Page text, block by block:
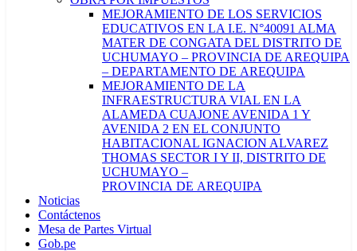
MEJORAMIENTO DE LOS SERVICIOS
EDUCATIVOS EN LA I.E. N°40091 ALMA
MATER DE CONGATA DEL DISTRITO DE
UCHUMAYO – PROVINCIA DE AREQUIPA
– DEPARTAMENTO DE AREQUIPA
MEJORAMIENTO DE LA
INFRAESTRUCTURA VIAL EN LA
ALAMEDA CUAJONE AVENIDA 1 Y
AVENIDA 2 EN EL CONJUNTO
HABITACIONAL IGNACION ALVAREZ
THOMAS SECTOR I Y II, DISTRITO DE
UCHUMAYO –
PROVINCIA DE AREQUIPA
Noticias
Contáctenos
Mesa de Partes Virtual
Gob.pe